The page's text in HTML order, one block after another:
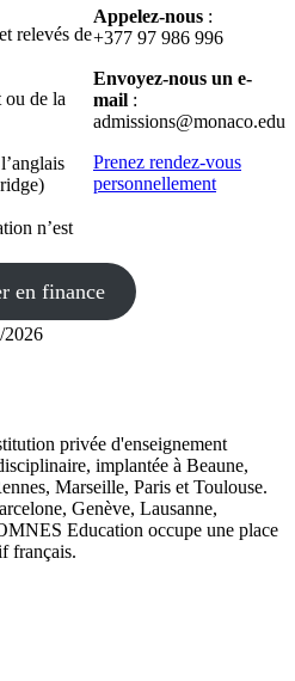
relevés de
ou de la
n’est
Appelez-nous :
+377 97 986 996
Envoyez-nous un e-
mail :
admissions@monaco.edu
Prenez rendez-vous
personnellement
en finance
2026
privée d'enseignement
implantée à Beaune,
Marseille, Paris et Toulouse.
Genève, Lausanne,
Education occupe une place
français.